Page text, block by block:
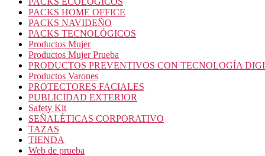
PACKS HOME OFFICE
PACKS NAVIDEÑO
PACKS TECNOLÓGICOS
Productos Mujer
Productos Mujer Prueba
PRODUCTOS PREVENTIVOS CON TECNOLOGÍA
Productos Varones
PROTECTORES FACIALES
PUBLICIDAD EXTERIOR
Safety Kit
SEÑALÉTICAS CORPORATIVO
TAZAS
TIENDA
Web de prueba